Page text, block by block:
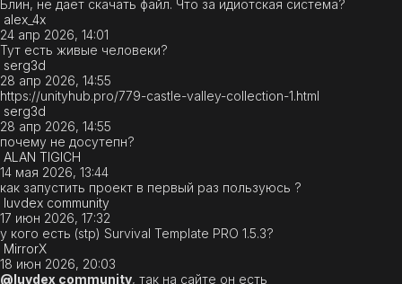
Блин, не даёт скачать файл. Что за идиотская система?
alex_4x
24 апр 2026, 14:01
Тут есть живые человеки?
serg3d
28 апр 2026, 14:55
https://unityhub.pro/779-castle-valley-collection-1.html
serg3d
28 апр 2026, 14:55
почему не досутепн?
ALAN TIGICH
14 мая 2026, 13:44
как запустить проект в первый раз пользуюсь ?
luvdex community
17 июн 2026, 17:32
у кого есть (stp) Survival Template PRO 1.5.3?
MirrorX
18 июн 2026, 20:03
@luvdex community, так на сайте он есть